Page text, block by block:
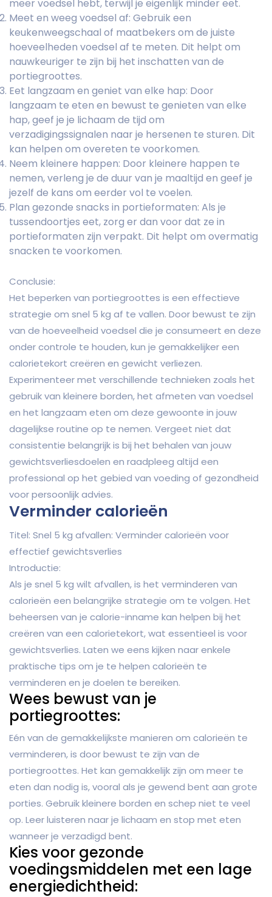
meer voedsel hebt, terwijl je eigenlijk minder eet.
Meet en weeg voedsel af: Gebruik een
keukenweegschaal of maatbekers om de juiste
hoeveelheden voedsel af te meten. Dit helpt om
nauwkeuriger te zijn bij het inschatten van de
portiegroottes.
Eet langzaam en geniet van elke hap: Door
langzaam te eten en bewust te genieten van elke
hap, geef je je lichaam de tijd om
verzadigingssignalen naar je hersenen te sturen. Dit
kan helpen om overeten te voorkomen.
Neem kleinere happen: Door kleinere happen te
nemen, verleng je de duur van je maaltijd en geef je
jezelf de kans om eerder vol te voelen.
Plan gezonde snacks in portieformaten: Als je
tussendoortjes eet, zorg er dan voor dat ze in
portieformaten zijn verpakt. Dit helpt om overmatig
snacken te voorkomen.
Conclusie:
Het beperken van portiegroottes is een effectieve
strategie om snel 5 kg af te vallen. Door bewust te zijn
van de hoeveelheid voedsel die je consumeert en deze
onder controle te houden, kun je gemakkelijker een
calorietekort creëren en gewicht verliezen.
Experimenteer met verschillende technieken zoals het
gebruik van kleinere borden, het afmeten van voedsel
en het langzaam eten om deze gewoonte in jouw
dagelijkse routine op te nemen. Vergeet niet dat
consistentie belangrijk is bij het behalen van jouw
gewichtsverliesdoelen en raadpleeg altijd een
professional op het gebied van voeding of gezondheid
voor persoonlijk advies.
Verminder calorieën
Titel: Snel 5 kg afvallen: Verminder calorieën voor
effectief gewichtsverlies
Introductie:
Als je snel 5 kg wilt afvallen, is het verminderen van
calorieën een belangrijke strategie om te volgen. Het
beheersen van je calorie-inname kan helpen bij het
creëren van een calorietekort, wat essentieel is voor
gewichtsverlies. Laten we eens kijken naar enkele
praktische tips om je te helpen calorieën te
verminderen en je doelen te bereiken.
Wees bewust van je
portiegroottes:
Eén van de gemakkelijkste manieren om calorieën te
verminderen, is door bewust te zijn van de
portiegroottes. Het kan gemakkelijk zijn om meer te
eten dan nodig is, vooral als je gewend bent aan grote
porties. Gebruik kleinere borden en schep niet te veel
op. Leer luisteren naar je lichaam en stop met eten
wanneer je verzadigd bent.
Kies voor gezonde
voedingsmiddelen met een lage
energiedichtheid: